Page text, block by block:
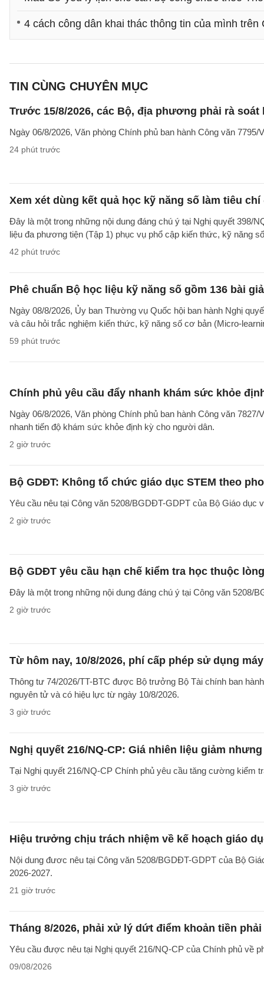
4 cách công dân khai thác thông tin của mình trên
TIN CÙNG CHUYÊN MỤC
Trước 15/8/2026, các Bộ, địa phương phải rà
Ngày 06/8/2026, Văn phòng Chính phủ ban hành Công văn
24 phút trước
Xem xét dùng kết quả học kỹ năng số làm tiêu
Đây là một trong những nội dung đáng chú ý tại Nghị quyết 398/
liệu đa phương tiện (Tập 1) phục vụ phổ cập kiến thức, kỹ năng
42 phút trước
Phê chuẩn Bộ học liệu kỹ năng số gồm 136 bài
Ngày 08/8/2026, Ủy ban Thường vụ Quốc hội ban hành Nghị
và câu hỏi trắc nghiệm kiến thức, kỹ năng số cơ bản (Micro-
59 phút trước
Chính phủ yêu cầu đẩy nhanh khám sức khỏe
Ngày 06/8/2026, Văn phòng Chính phủ ban hành Công văn
nhanh tiến độ khám sức khỏe định kỳ cho người dân.
2 giờ trước
Bộ GDĐT: Không tổ chức giáo dục STEM theo
Yêu cầu nêu tại Công văn 5208/BGDĐT-GDPT của Bộ Giáo
2 giờ trước
Bộ GDĐT yêu cầu hạn chế kiểm tra học thuộc
Đây là một trong những nội dung đáng chú ý tại Công văn 5208/
2 giờ trước
Từ hôm nay, 10/8/2026, phí cấp phép sử dụng
Thông tư 74/2026/TT-BTC được Bộ trưởng Bộ Tài chính ban
nguyên tử và có hiệu lực từ ngày 10/8/2026.
3 giờ trước
Nghị quyết 216/NQ-CP: Giá nhiên liệu giảm
Tại Nghị quyết 216/NQ-CP Chính phủ yêu cầu tăng cường kiểm
3 giờ trước
Hiệu trưởng chịu trách nhiệm về kế hoạch giáo
Nội dung đươc nêu tại Công văn 5208/BGDĐT-GDPT của Bộ
2026-2027.
21 giờ trước
Tháng 8/2026, phải xử lý dứt điểm khoản tiền
Yêu cầu được nêu tại Nghị quyết 216/NQ-CP của Chính phủ về
09/08/2026